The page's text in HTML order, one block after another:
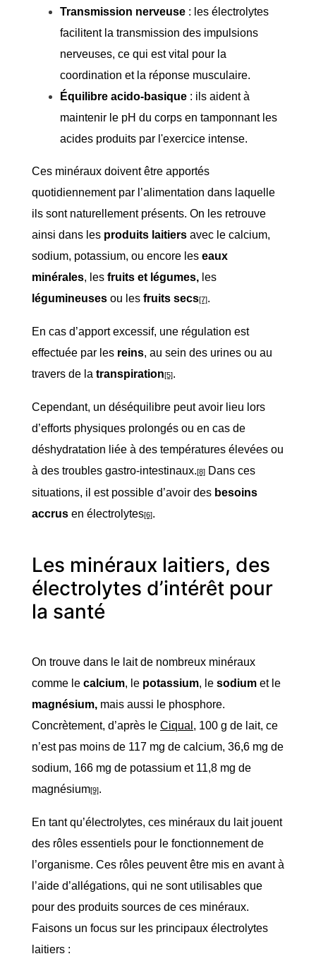
Transmission nerveuse : les électrolytes
facilitent la transmission des impulsions
nerveuses, ce qui est vital pour la
coordination et la réponse musculaire.
Équilibre acido-basique : ils aident à
maintenir le pH du corps en tamponnant les
acides produits par l'exercice intense.
Ces minéraux doivent être apportés
quotidiennement par l’alimentation dans laquelle
ils sont naturellement présents. On les retrouve
ainsi dans les produits laitiers avec le calcium,
sodium, potassium, ou encore les eaux
minérales, les fruits et légumes, les
légumineuses ou les fruits secs[7].
En cas d’apport excessif, une régulation est
effectuée par les reins, au sein des urines ou au
travers de la transpiration[5].
Cependant, un déséquilibre peut avoir lieu lors
d’efforts physiques prolongés ou en cas de
déshydratation liée à des températures élevées ou
à des troubles gastro-intestinaux.[8] Dans ces
situations, il est possible d’avoir des besoins
accrus en électrolytes[6].
Les minéraux laitiers, des
électrolytes d’intérêt pour
la santé
On trouve dans le lait de nombreux minéraux
comme le calcium, le potassium, le sodium et le
magnésium, mais aussi le phosphore.
Concrètement, d’après le Ciqual , 100 g de lait, ce
n’est pas moins de 117 mg de calcium, 36,6 mg de
sodium, 166 mg de potassium et 11,8 mg de
magnésium[9].
En tant qu’électrolytes, ces minéraux du lait jouent
des rôles essentiels pour le fonctionnement de
l’organisme. Ces rôles peuvent être mis en avant à
l’aide d’allégations, qui ne sont utilisables que
pour des produits sources de ces minéraux.
Faisons un focus sur les principaux électrolytes
laitiers :